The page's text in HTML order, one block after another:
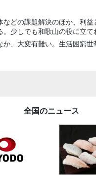
どの課題解決のほか、利
少しでも和歌山の役に立て
、大変有難い。生活困窮
全国のニュース